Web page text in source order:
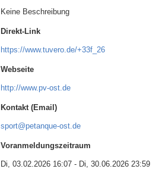
Keine Beschreibung
Direkt-Link
https://www.tuvero.de/+33f_26
Webseite
http://www.pv-ost.de
Kontakt (Email)
sport@petanque-ost.de
Voranmeldungszeitraum
Di, 03.02.2026 16:07 - Di, 30.06.2026 23:59